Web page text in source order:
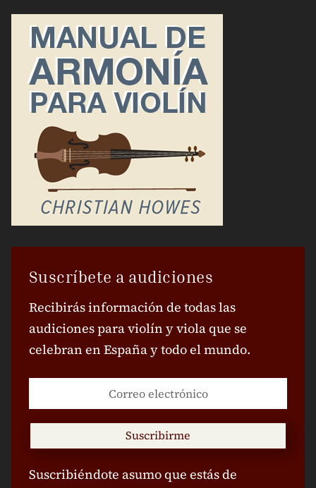
Suscríbete a audiciones
Recibirás información de todas las
audiciones para violín y viola que se
celebran en España y todo el mundo.
Suscribirme
Suscribiéndote asumo que estás de